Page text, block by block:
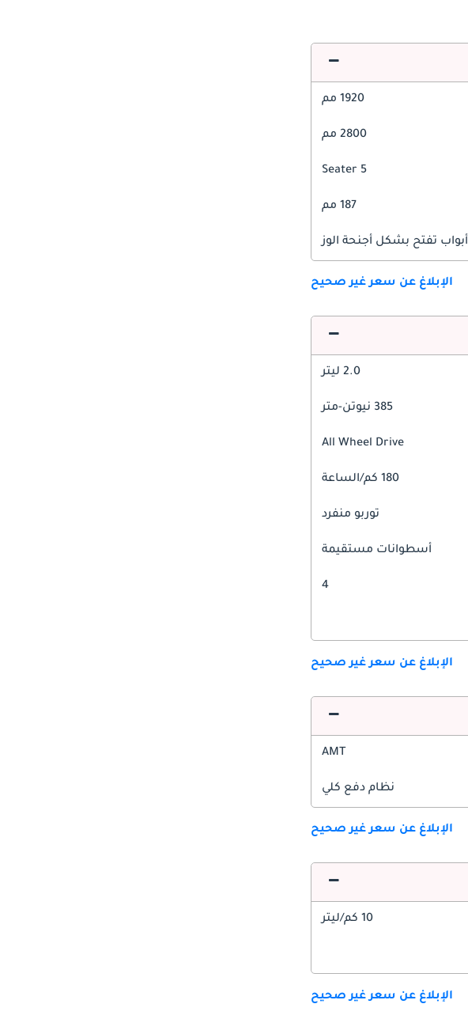
1920 مم
2800 مم
5 Seater
187 مم
أبواب تفتح بشكل أجنحة الوز
الإبلاغ عن سعر غير صحيح
2.0 ليتر
385 نيوتن-متر
All Wheel Drive
180 كم/الساعة
توربو منفرد
أسطوانات مستقيمة
4
الإبلاغ عن سعر غير صحيح
AMT
نظام دفع كلي
الإبلاغ عن سعر غير صحيح
10 كم/ليتر
الإبلاغ عن سعر غير صحيح